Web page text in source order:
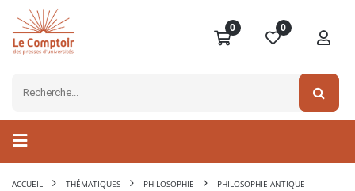
0 0
ACCUEIL THÉMATIQUES PHILOSOPHIE
PHILOSOPHIE ANTIQUE